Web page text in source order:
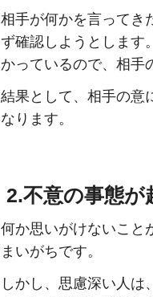
相手が何かを言ってき
ず確認しようとします
かっているので、相手
結果として、相手の意
なります。
2.不意の事態
何か思いがけないこと
まいがちです。
しかし、思慮深い人